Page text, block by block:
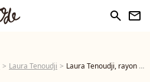
search newsletter
Laura Tenoudji Laura Tenoudji, rayon de soleil de Nice ! Tenue de circonstance pour la star de Télématin aux côtés de son mari Christian Estrosi